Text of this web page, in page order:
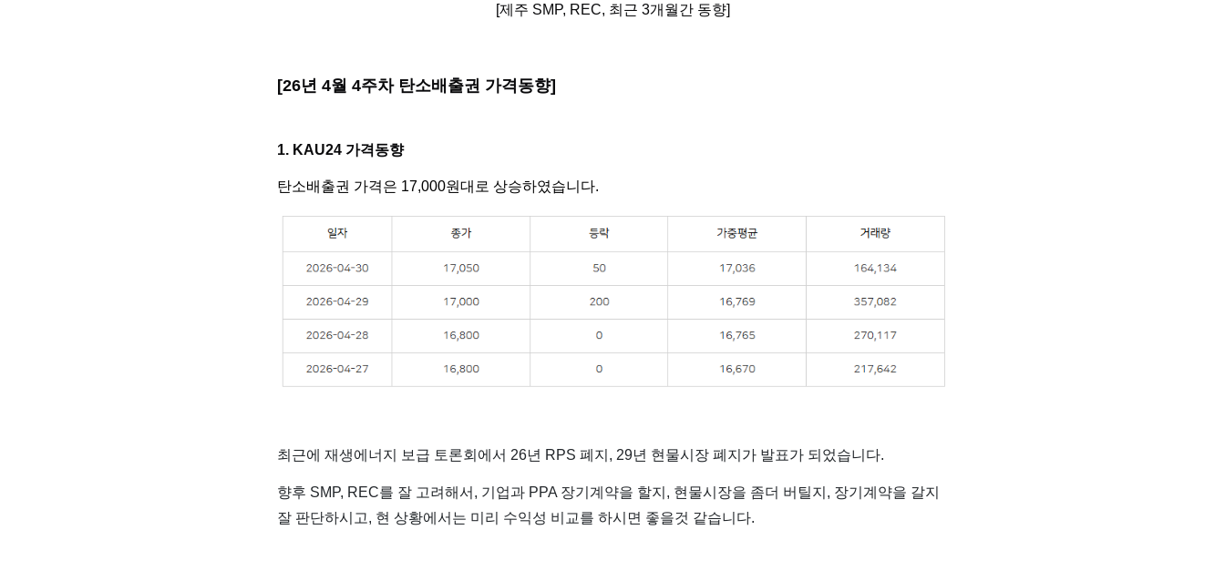
[제주 SMP, REC, 최근 3개월간 동향]
[26년 4월 4주차 탄소배출권 가격동향]
1. KAU24 가격동향
탄소배출권 가격은 17,000원대로 상승하였습니다.
최근에 재생에너지 보급 토론회에서 26년 RPS 폐지, 29년 현물시장 폐지가 발표가 되었습니다.
향후 SMP, REC를 잘 고려해서, 기업과 PPA 장기계약을 할지, 현물시장을 좀더 버틸지, 장기계약을 갈지
잘 판단하시고, 현 상황에서는 미리 수익성 비교를 하시면 좋을것 같습니다.